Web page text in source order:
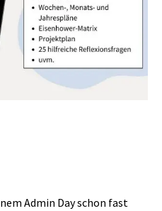
Admin Day schon fast